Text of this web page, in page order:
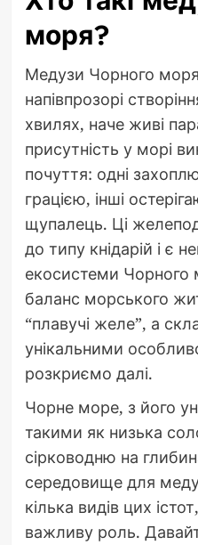
моря?
Медузи Чорного моря
напівпрозорі
хвилях, наче живі
присутність у морі
почуття: одні
грацією, інші
щупалець. Ці
до типу кнідарій і є
екосистеми
баланс морського
“плавучі желе”, а
унікальними
розкриємо далі.
Чорне море, з його
такими як низька
сірководню на
середовище для
кілька видів цих
важливу роль.